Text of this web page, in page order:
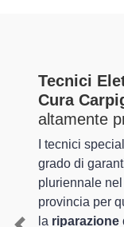
Tecnici
Cura
altamente
I tecnici
grado di
pluriennale
provincia per
la riparazione